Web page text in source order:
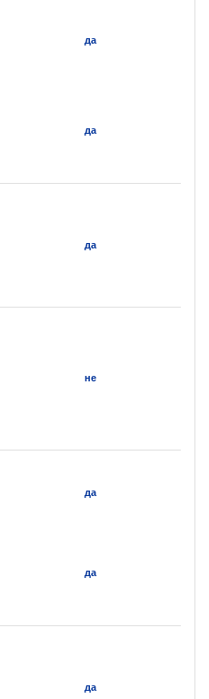
да
да
да
не
да
да
да